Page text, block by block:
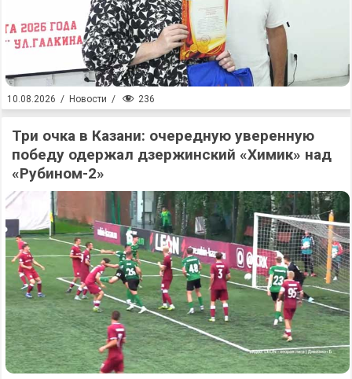
10.08.2026 / Новости / 236
Три очка в Казани: очередную уверенную
победу одержал дзержинский «Химик» над
«Рубином-2»